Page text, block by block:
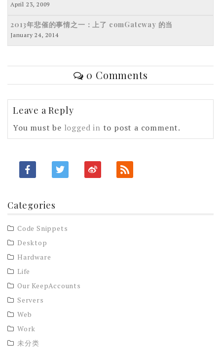
April 23, 2009
2013年悲催的事情之一：上了 comGateway 的当
January 24, 2014
0 Comments
Leave a Reply
You must be logged in to post a comment.
Categories
Code Snippets
Desktop
Hardware
Life
Our KeepAccounts
Servers
Web
Work
未分类